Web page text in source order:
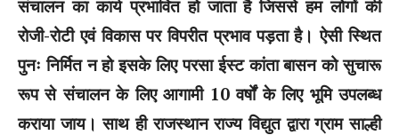
संचालन का कार्य प्रभावित हो जाता है जिससे हम लोगों की
रोजी-रोटी एवं विकास पर विपरीत प्रभाव पड़ता है। ऐसी स्थित
पुनः निर्मित न हो इसके लिए परसा ईस्ट कांता बासन को सुचारू
रूप से संचालन के लिए आगामी 10 वर्षों के लिए भूमि उपलब्ध
कराया जाय। साथ ही राजस्थान राज्य विद्युत द्वारा ग्राम साल्ही